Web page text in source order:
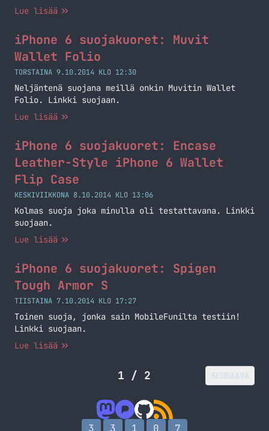
Linkki suojaan.
Lue lisää
iPhone 6 suojakuoret: Muvit
Wallet Folio
TORSTAINA 9.10.2014 KLO 12:30
Neljäntenä suojana meillä onkin Muvitin Wallet
Folio. Linkki suojaan.
Lue lisää
iPhone 6 suojakuoret: Encase
Leather-Style iPhone 6 Wallet
Flip Case
KESKIVIIKKONA 8.10.2014 KLO 13:06
Kolmas suoja joka minulla oli testattavana. Linkki
suojaan.
Lue lisää
iPhone 6 suojakuoret: Spigen
Tough Armor S
TIISTAINA 7.10.2014 KLO 17:27
Toinen suoja, jonka sain MobileFunilta testiin!
Linkki suojaan.
Lue lisää
1 / 2
3 3 1 0 7